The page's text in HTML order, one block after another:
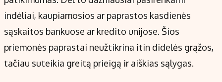
indėliai, kaupiamosios ar paprastos kasdienės
sąskaitos bankuose ar kredito unijose. Šios
priemonės paprastai neužtikrina itin didelės grąžos,
tačiau suteikia greitą prieigą ir aiškias sąlygas.